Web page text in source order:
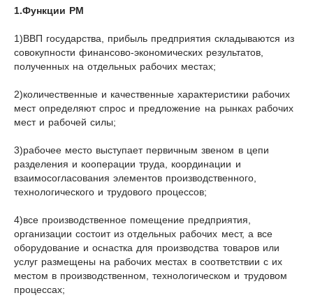
1.Функции РМ
1)ВВП государства, прибыль предпри­ятия складываются из
совокупности финансово-экономических резуль­татов,
полученных на отдельных рабочих местах;
2)количественные и качественные характеристики рабочих
мест опреде­ляют спрос и предложение на рынках рабочих
мест и рабочей силы;
3)рабочее место выступает первичным звеном в цепи
разделения и коо­перации труда, координации и
взаимосогласования элементов произ­водственного,
технологического и трудового процессов;
4)все производственное помещение предприятия,
организации состоит из отдельных рабочих мест, а все
оборудование и оснастка для производ­ства товаров или
услуг размещены на рабочих местах в соответствии с их
местом в производственном, технологическом и трудовом
процес­сах;